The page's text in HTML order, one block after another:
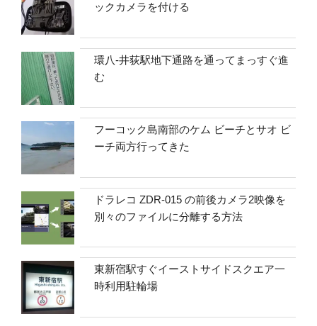
ックカメラを付ける
環八-井荻駅地下通路を通ってまっすぐ進
む
フーコック島南部のケム ビーチとサオ ビ
ーチ両方行ってきた
ドラレコ ZDR-015 の前後カメラ2映像を
別々のファイルに分離する方法
東新宿駅すぐイーストサイドスクエア一
時利用駐輪場